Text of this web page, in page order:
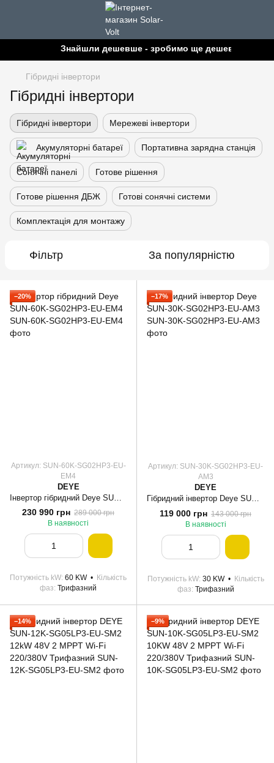
Знайшли дешевше - зробимо ще дешевше!
Гібридні інвертори
Гібридні інвертори
Гібридні інвертори Мережеві інвертори
Акумуляторні батареї Портативна зарядна станція
Сонячні панелі Готове рішення
Готове рішення ДБЖ Готові сонячні системи
Комплектація для монтажу
Фільтр За популярністю
−20%
Артикул: SUN-60K-SG02HP3-EU-
EM4
DEYE
230 990 грн 289 000 грн
В наявності
Потужність kW 60 KW
Кількість
фаз Трифазний
−17%
Артикул: SUN-30K-SG02HP3-EU-
AM3
DEYE
Гібридний інвертор Deye SUN-30K-SG02HP3-EU-AM3
119 000 грн 143 000 грн
В наявності
Потужність kW 30 KW
Кількість
фаз Трифазний
−14% −9%